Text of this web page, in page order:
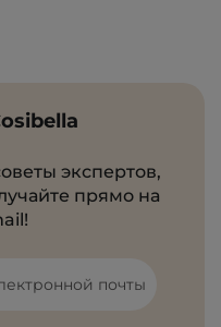
экспертов,
прямо на
почты